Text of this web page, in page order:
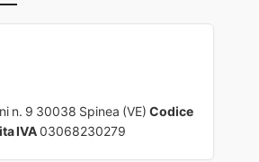
n. 9 30038 Spinea (VE) Codice
IVA03068230279